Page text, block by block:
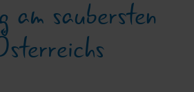
am saubersten